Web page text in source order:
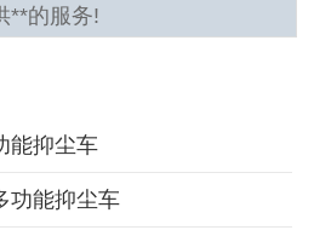
**的服务!
能抑尘车
功能抑尘车